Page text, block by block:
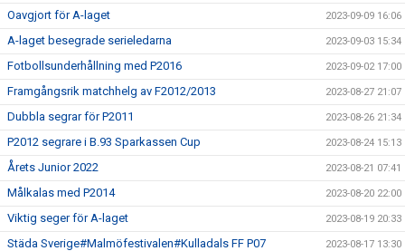
Oavgjort för A-laget 2023-09-09 16:06
A-laget besegrade serieledarna 2023-09-03 15:34
Fotbollsunderhållning med P2016 2023-09-02 17:00
Framgångsrik matchhelg av F2012/2013 2023-08-27 21:07
Dubbla segrar för P2011 2023-08-26 21:34
P2012 segrare i B.93 Sparkassen Cup 2023-08-24 15:13
Årets Junior 2022 2023-08-21 07:41
Målkalas med P2014 2023-08-20 22:00
Viktig seger för A-laget 2023-08-19 20:33
Städa Sverige#Malmöfestivalen#Kulladals FF P07 2023-08-17 13:30